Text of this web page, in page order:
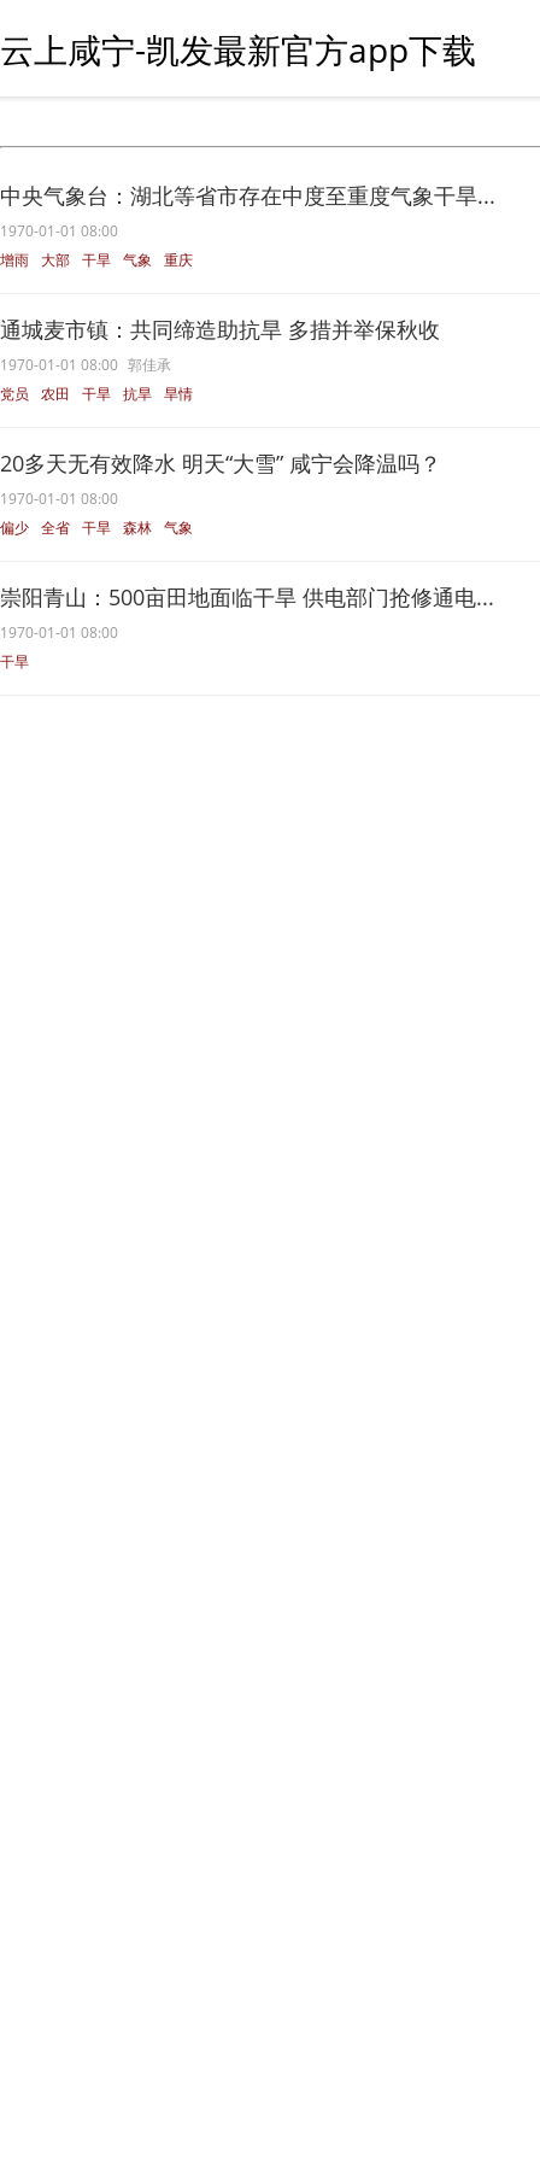
云上咸宁-凯发最新官方app下载
中央气象台：湖北等省市存在中度至重度气象干旱...
1970-01-01 08:00
增雨 大部 干旱 气象 重庆
通城麦市镇：共同缔造助抗旱 多措并举保秋收
1970-01-01 08:00 郭佳承
党员
农田 干旱 抗旱 旱情
20多天无有效降水 明天“大雪” 咸宁会降温吗？
1970-01-01 08:00
偏少 全省 干旱 森林 气象
崇阳青山：500亩田地面临干旱 供电部门抢修通电...
1970-01-01 08:00
干旱